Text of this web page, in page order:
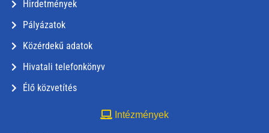
Hirdetmények
Pályázatok
Közérdekű adatok
Hivatali telefonkönyv
Élő közvetítés
Intézmények